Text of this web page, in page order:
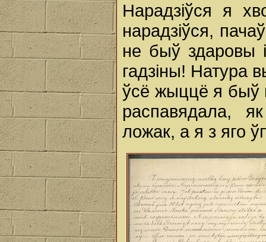
Нарадзіўся я
нарадзіўся,
не быў здаровы
гадзіны! Натура
ўсё жыццё я быў
распавядала,
ложак, а я з яго